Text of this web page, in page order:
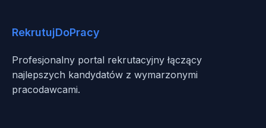
RekrutujDoPracy
Profesjonalny portal rekrutacyjny łączący
najlepszych kandydatów z wymarzonymi
pracodawcami.